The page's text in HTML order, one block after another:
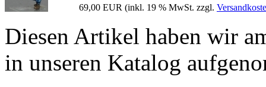
69,00 EUR (inkl. 19 % MwSt. zzgl.
Diesen Artikel haben wir
in unseren Katalog